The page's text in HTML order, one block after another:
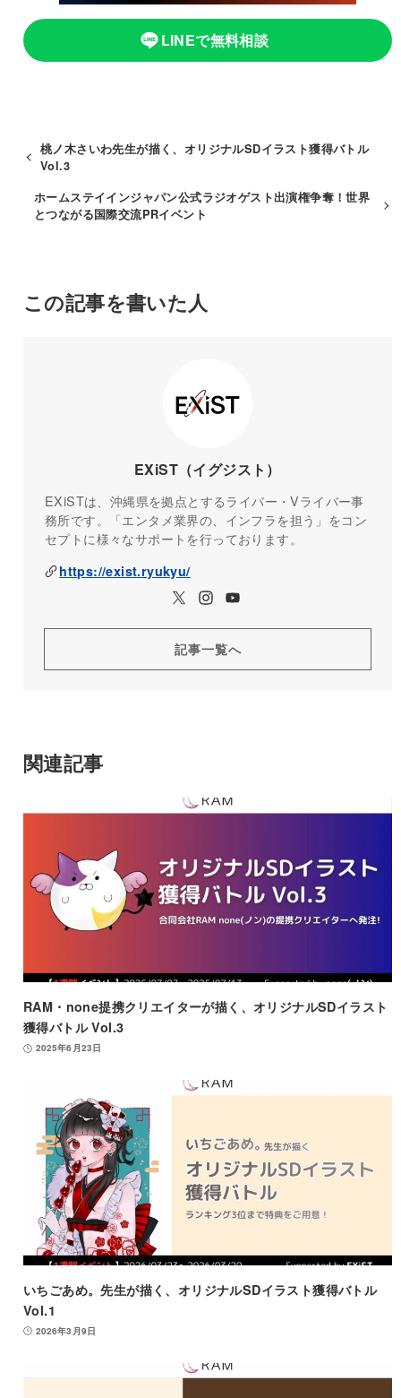
LINEで無料相談
桃ノ木さいわ先生が描く、オリジナルSDイラスト獲得バトル
Vol.3
ホームステイインジャパン公式ラジオゲスト出演権争奪！世界
とつながる国際交流PRイベント
この記事を書いた人
EXiST（イグジスト）
EXiSTは、沖縄県を拠点とするライバー・Vライバー事
務所です。「エンタメ業界の、インフラを担う」をコン
セプトに様々なサポートを行っております。
https://exist.ryukyu/
記事一覧へ
関連記事
RAM・none提携クリエイターが描く、オリジナルSDイラスト
獲得バトル Vol.3
2025年6月23日
いちごあめ。先生が描く、オリジナルSDイラスト獲得バトル
Vol.1
2026年3月9日